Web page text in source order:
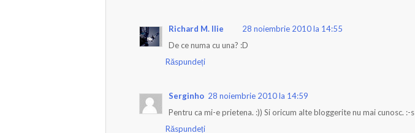
Richard M. Ilie
28 noiembrie 2010 la 14:55
De ce numa cu una? :D
Răspundeți
Serginho 28 noiembrie 2010 la 14:59
Pentru ca mi-e prietena. :)) Si oricum alte bloggerite nu mai cunosc. :-s
Răspundeți